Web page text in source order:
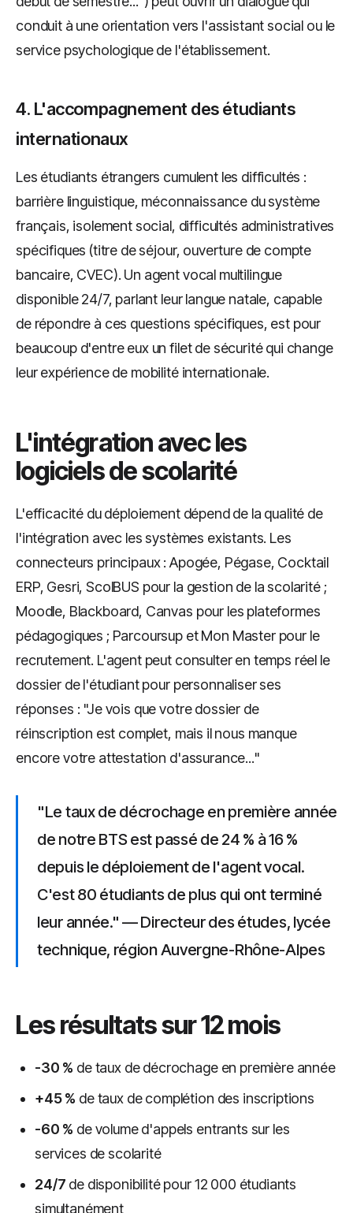
conduit à une orientation vers l'assistant social ou le
service psychologique de l'établissement.
4. L'accompagnement des étudiants
internationaux
Les étudiants étrangers cumulent les difficultés :
barrière linguistique, méconnaissance du système
français, isolement social, difficultés administratives
spécifiques (titre de séjour, ouverture de compte
bancaire, CVEC). Un agent vocal multilingue
disponible 24/7, parlant leur langue natale, capable
de répondre à ces questions spécifiques, est pour
beaucoup d'entre eux un filet de sécurité qui change
leur expérience de mobilité internationale.
L'intégration avec les
logiciels de scolarité
L'efficacité du déploiement dépend de la qualité de
l'intégration avec les systèmes existants. Les
connecteurs principaux : Apogée, Pégase, Cocktail
ERP, Gesri, ScolBUS pour la gestion de la scolarité ;
Moodle, Blackboard, Canvas pour les plateformes
pédagogiques ; Parcoursup et Mon Master pour le
recrutement. L'agent peut consulter en temps réel le
dossier de l'étudiant pour personnaliser ses
réponses : "Je vois que votre dossier de
réinscription est complet, mais il nous manque
encore votre attestation d'assurance..."
"Le taux de décrochage en première année
de notre BTS est passé de 24 % à 16 %
depuis le déploiement de l'agent vocal.
C'est 80 étudiants de plus qui ont terminé
leur année." — Directeur des études, lycée
technique, région Auvergne-Rhône-Alpes
Les résultats sur 12 mois
-30 % de taux de décrochage en première année
+45 % de taux de complétion des inscriptions
-60 % de volume d'appels entrants sur les
services de scolarité
24/7 de disponibilité pour 12 000 étudiants
simultanément